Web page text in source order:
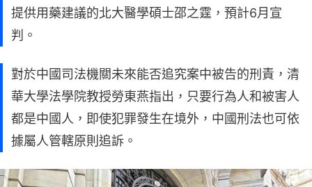
提供用藥建議的北大醫學碩士邵之霆，預計6月宣
判。
對於中國司法機關未來能否追究案中被告的刑責，清
華大學法學院教授勞東燕指出，只要行為人和被害人
都是中國人，即使犯罪發生在境外，中國刑法也可依
據屬人管轄原則追訴。